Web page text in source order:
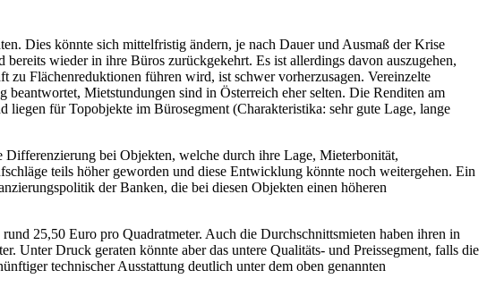
Dies könnte sich mittelfristig ändern, je nach Dauer und Ausmaß der Krise
wieder in ihre Büros zurückgekehrt. Es ist allerdings davon auszugehen,
Flächenreduktionen führen wird, ist schwer vorherzusagen. Vereinzelte
Mietstundungen sind in Österreich eher selten. Die Renditen am
für Topobjekte im Bürosegment (Charakteristika: sehr gute Lage, lange
Differenzierung bei Objekten, welche durch ihre Lage, Mieterbonität,
teils höher geworden und diese Entwicklung könnte noch weitergehen. Ein
der Banken, die bei diesen Objekten einen höheren
25,50 Euro pro Quadratmeter. Auch die Durchschnittsmieten haben ihren in
Unter Druck geraten könnte aber das untere Qualitäts- und Preissegment, falls die
technischer Ausstattung deutlich unter dem oben genannten